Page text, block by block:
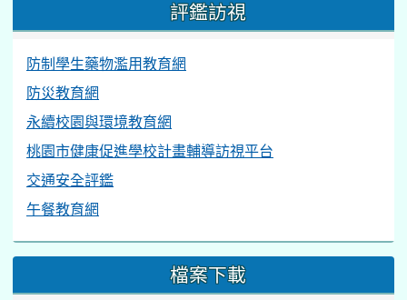
評鑑訪視
防制學生藥物濫用教育網
防災教育網
永續校園與環境教育網
桃園市健康促進學校計畫輔導訪視平台
交通安全評鑑
午餐教育網
檔案下載